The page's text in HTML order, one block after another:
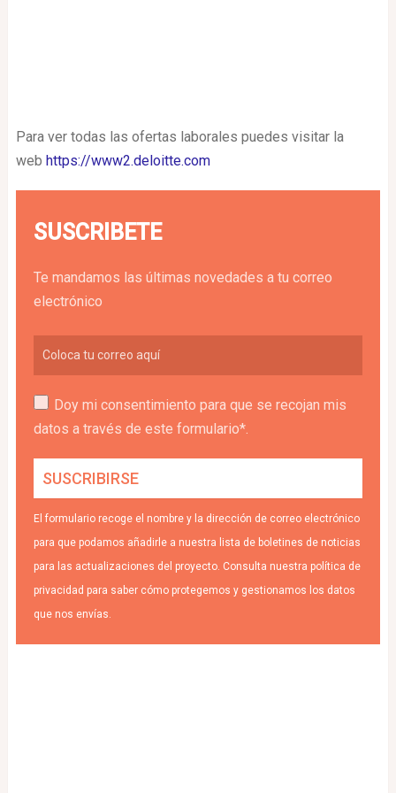
Para ver todas las ofertas laborales puedes visitar la
web https://www2.deloitte.com
SUSCRIBETE
Te mandamos las últimas novedades a tu correo
electrónico
Doy mi consentimiento para que se recojan mis
datos a través de este formulario*.
El formulario recoge el nombre y la dirección de correo electrónico
para que podamos añadirle a nuestra lista de boletines de noticias
para las actualizaciones del proyecto. Consulta nuestra política de
privacidad para saber cómo protegemos y gestionamos los datos
que nos envías.